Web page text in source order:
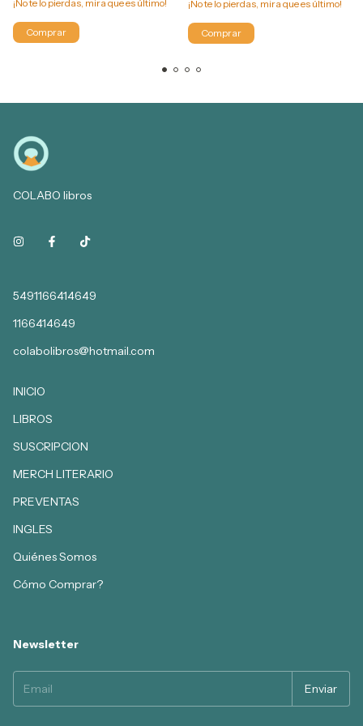
¡No te lo pierdas, mira que es último! ¡No te lo pierdas, mira que es último!
COLABO libros
5491166414649
1166414649
colabolibros@hotmail.com
INICIO
LIBROS
SUSCRIPCION
MERCH LITERARIO
PREVENTAS
INGLES
Quiénes Somos
Cómo Comprar?
Newsletter